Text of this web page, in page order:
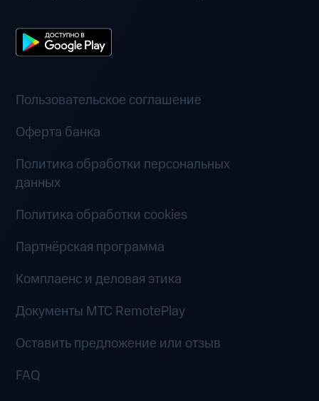
Пользовательское соглашение
Оферта банка
Политика обработки персональных
данных
Политика обработки cookies
Партнёрская программа
Комплаенс и деловая этика
Документы MTC RemotePlay
Оставить предложение или отзыв
FAQ